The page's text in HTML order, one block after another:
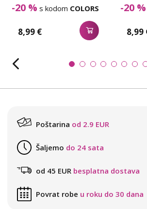
-20 % s kodom COLORS
8,99 €
-20 %
8,99
Poštarina od 2.9 EUR
Šaljemo do 24 sata
od 45 EUR besplatna dostava
Povrat robe u roku do 30 dana